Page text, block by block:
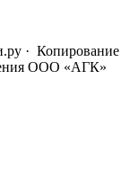
· Копирование
ООО «АГК»